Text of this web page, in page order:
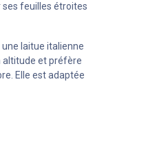
ses feuilles étroites
laitue italienne
altitude et préfère
Elle est adaptée